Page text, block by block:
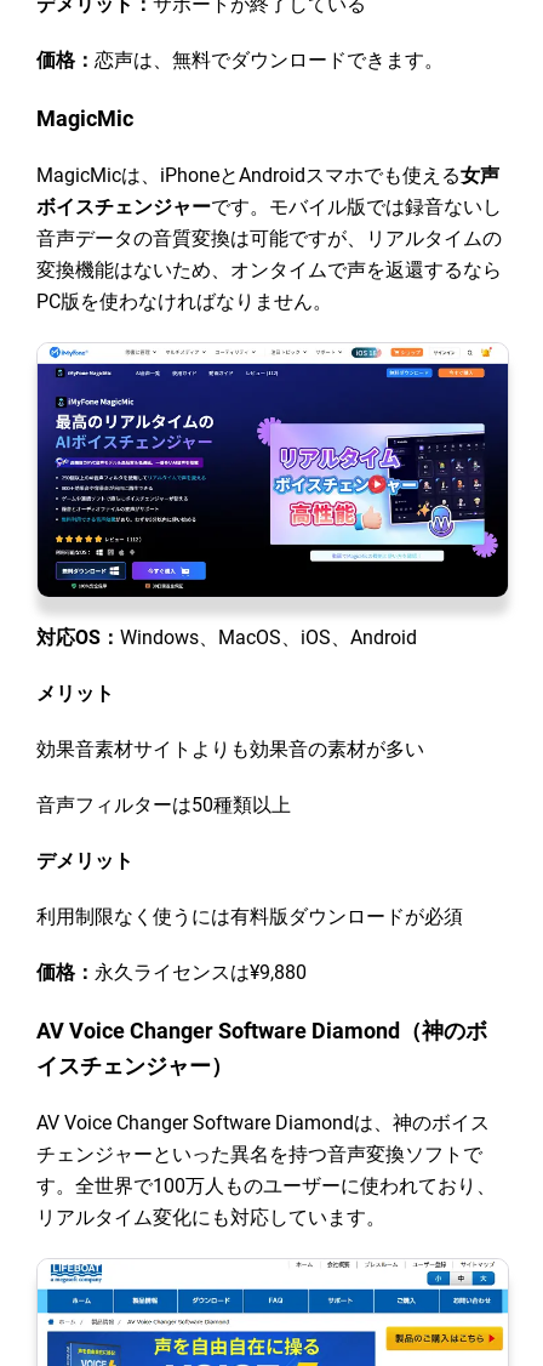
価格： 恋声は、無料でダウンロードできます。
MagicMic
MagicMicは、iPhoneとAndroidスマホでも使える女声
ボイスチェンジャーです。モバイル版では録音ないし
音声データの音質変換は可能ですが、リアルタイムの
変換機能はないため、オンタイムで声を返還するなら
PC版を使わなければなりません。
対応OS： Windows、MacOS、iOS、Android
メリット
効果音素材サイトよりも効果音の素材が多い
音声フィルターは50種類以上
デメリット
利用制限なく使うには有料版ダウンロードが必須
価格： 永久ライセンスは¥9,880
AV Voice Changer Software Diamond（神のボ
イスチェンジャー）
AV Voice Changer Software Diamondは、神のボイス
チェンジャーといった異名を持つ音声変換ソフトで
す。全世界で100万人ものユーザーに使われており、
リアルタイム変化にも対応しています。